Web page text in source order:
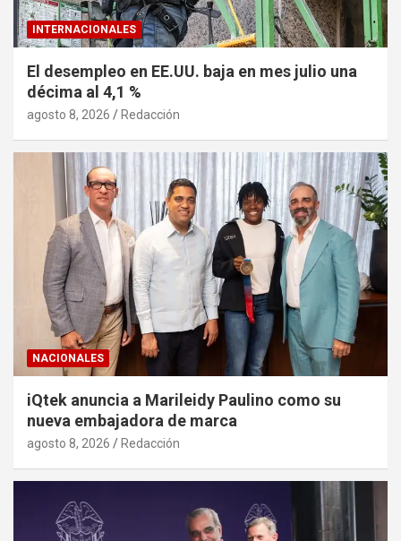
INTERNACIONALES
El desempleo en EE.UU. baja en mes julio una
décima al 4,1 %
agosto 8, 2026 Redacción
NACIONALES
iQtek anuncia a Marileidy Paulino como su
nueva embajadora de marca
agosto 8, 2026 Redacción